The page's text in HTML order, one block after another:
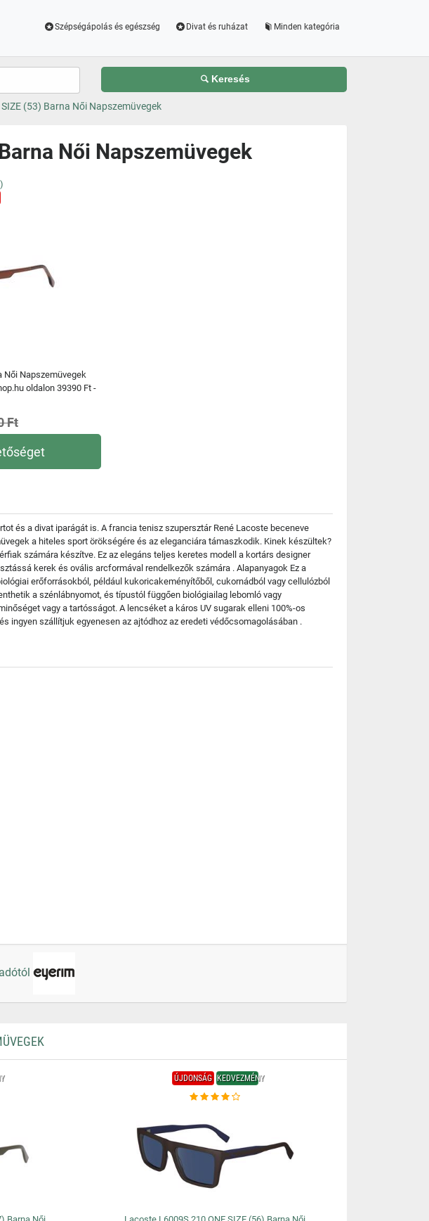
Szépségápolás és egészség Divat és ruházat Minden kategória
Keresés
(53) Barna Női Napszemüvegek
Női Napszemüvegek
Női Napszemüvegek
oldalon 39390 Ft -
Ft
és a divat iparágát is. A francia tenisz szupersztár René Lacoste beceneve
a hiteles sport örökségére és az eleganciára támaszkodik. Kinek készültek?
számára készítve. Ez az elegáns teljes keretes modell a kortárs designer
kerek és ovális arcformával rendelkezők számára . Alapanyagok Ez a
erőforrásokból, például kukoricakeményítőből, cukornádból vagy cellulózból
a szénlábnyomot, és típustól függően biológiailag lebomló vagy
vagy a tartósságot. A lencséket a káros UV sugarak elleni 100%-os
ingyen szállítjuk egyenesen az ajtódhoz az eredeti védőcsomagolásában .
ÚJDONSÁG KEDVEZMÉNY